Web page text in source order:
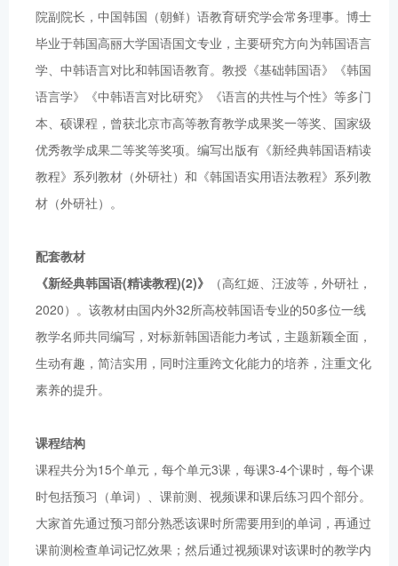
院副院长，中国韩国（朝鲜）语教育研究学会常务理事。博士
毕业于韩国高丽大学国语国文专业，主要研究方向为韩国语言
学、中韩语言对比和韩国语教育。教授《基础韩国语》《韩国
语言学》《中韩语言对比研究》《语言的共性与个性》等多门
本、硕课程，曾获北京市高等教育教学成果奖一等奖、国家级
优秀教学成果二等奖等奖项。编写出版有《新经典韩国语精读
教程》系列教材（外研社）和《韩国语实用语法教程》系列教
材（外研社）。
配套教材
《新经典韩国语(精读教程)(2)》
（高红姬、汪波等，外研社，
2020）。该教材由国内外32所高校韩国语专业的50多位一线
教学名师共同编写，对标新韩国语能力考试，主题新颖全面，
生动有趣，简洁实用，同时注重跨文化能力的培养，注重文化
素养的提升。
课程结构
课程共分为15个单元，每个单元3课，每课3-4个课时，每个课
时包括预习（单词）、课前测、视频课和课后练习四个部分。
大家首先通过预习部分熟悉该课时所需要用到的单词，再通过
课前测检查单词记忆效果；然后通过视频课对该课时的教学内